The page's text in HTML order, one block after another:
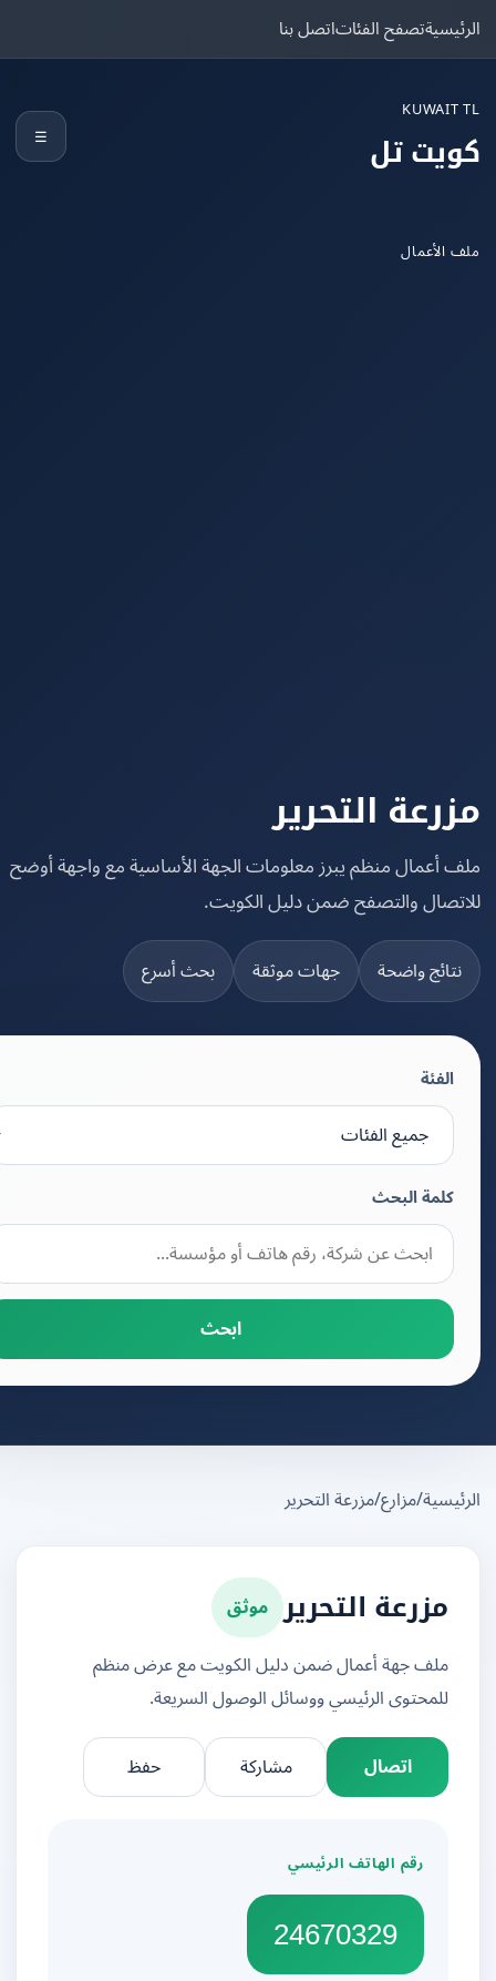
تصفح الفئاتاتصل بنا
تل
التحرير
منظم يبرز معلومات الجهة الأساسية مع واجهة أوضح
والتصفح ضمن دليل الكويت.
واضحة جهات موثقة بحث أسرع
كلمة البحث
ابحث
/مزارع/مزرعة التحرير
مزرعة التحرير
موثق
ملف جهة أعمال ضمن دليل الكويت مع عرض منظم
للمحتوى الرئيسي ووسائل الوصول السريعة.
اتصال
مشاركة
رقم الهاتف الرئيسي
24670329